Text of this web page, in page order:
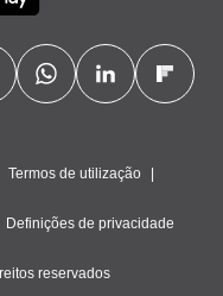
Termos de utilização
Definições de privacidade
reservados